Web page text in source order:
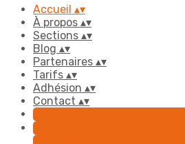
Accueil ▴▾
À propos ▴▾
Sections ▴▾
Blog ▴▾
Partenaires ▴▾
Tarifs ▴▾
Adhésion ▴▾
Contact ▴▾